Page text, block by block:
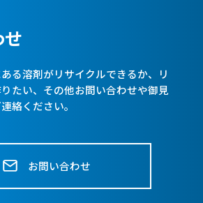
る溶剤がリサイクルできるか、リ
たい、 その他お問い合わせや御見
絡ください。
お問い合わせ